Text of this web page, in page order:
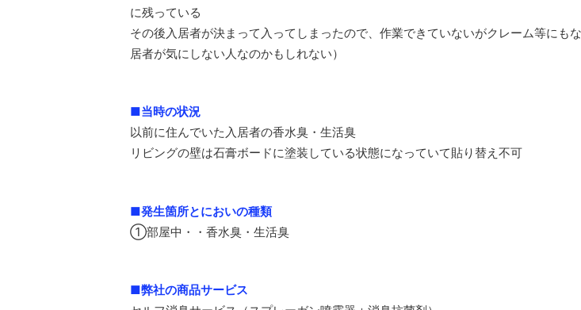
に残っている
その後入居者が決まって入ってしまったので、作業できていないがクレーム等にも
居者が気にしない人なのかもしれない）
■当時の状況
以前に住んでいた入居者の香水臭・生活臭
リビングの壁は石膏ボードに塗装している状態になっていて貼り替え不可
■発生箇所とにおいの種類
①部屋中・・香水臭・生活臭
■弊社の商品サービス